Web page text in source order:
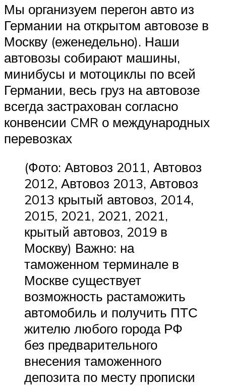
Мы организуем перегон авто из
Германии на открытом автовозе в
Москву (еженедельно). Наши
автовозы собирают машины,
минибусы и мотоциклы по всей
Германии, весь груз на автовозе
всегда застрахован согласно
конвенсии CMR о международных
перевозках
(Фото: Автовоз 2011, Автовоз
2012, Автовоз 2013, Автовоз
2013 крытый автовоз, 2014,
2015, 2021, 2021, 2021,
крытый автовоз, 2019 в
Москву) Важно: на
таможенном терминале в
Москве существует
возможность растаможить
автомобиль и получить ПТС
жителю любого города РФ
без предварительного
внесения таможенного
депозита по месту прописки